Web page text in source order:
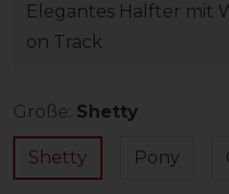
Elegantes Halfter mit
on Track
Größe: Shetty
Shetty Pony